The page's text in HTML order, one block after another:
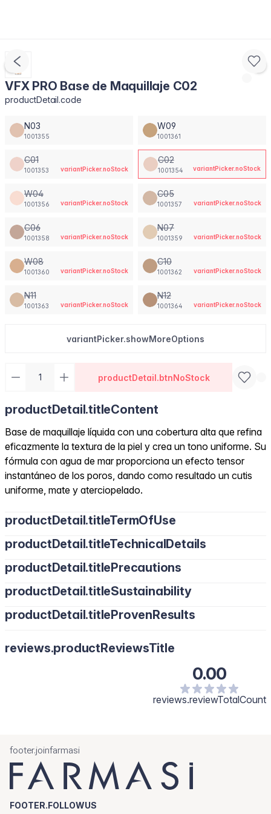
VFX PRO Base de Maquillaje C02
productDetail.code
N03
1001355
W09
1001361
C01
1001353 variantPicker.noStock
C02
1001354 variantPicker.noStock
W04
1001356 variantPicker.noStock
C05
1001357 variantPicker.noStock
C06
1001358 variantPicker.noStock
N07
1001359 variantPicker.noStock
W08
1001360 variantPicker.noStock
C10
1001362 variantPicker.noStock
N11
1001363 variantPicker.noStock
N12
1001364 variantPicker.noStock
variantPicker.showMoreOptions
productDetail.btnNoStock
productDetail.titleContent
Base de maquillaje líquida con una cobertura alta que refina
eficazmente la textura de la piel y crea un tono uniforme. Su
fórmula con agua de mar proporciona un efecto tensor
instantáneo de los poros, dando como resultado un cutis
uniforme, mate y aterciopelado.
productDetail.titleTermOfUse
productDetail.titleTechnicalDetails
productDetail.titlePrecautions
productDetail.titleSustainability
productDetail.titleProvenResults
reviews.productReviewsTitle
0.00
reviews.reviewTotalCount
footer.joinfarmasi
FOOTER.FOLLOWUS